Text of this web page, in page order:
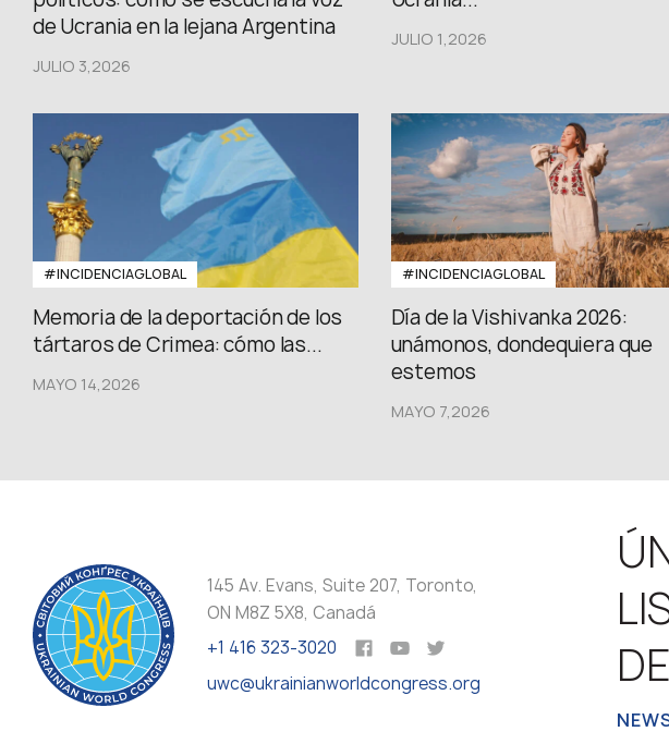
de Ucrania en la lejana Argentina
JULIO 3,2026
JULIO 1,2026
#INCIDENCIAGLOBAL
Memoria de la deportación de los
tártaros de Crimea: cómo las...
MAYO 14,2026
#INCIDENCIAGLOBAL
Día de la Vishivanka 2026:
unámonos, dondequiera que
estemos
MAYO 7,2026
145 Av. Evans, Suite 207, Toronto,
ON M8Z 5X8, Canadá
+1 416 323-3020
uwc@ukrainianworldcongress.org